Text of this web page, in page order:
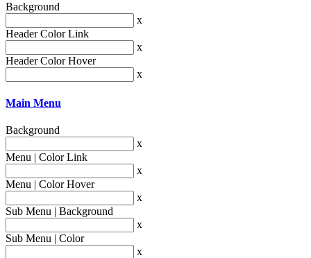
Background
x
Header Color Link
x
Header Color Hover
x
Main Menu
Background
x
Menu | Color Link
x
Menu | Color Hover
x
Sub Menu | Background
x
Sub Menu | Color
x